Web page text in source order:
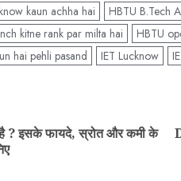
kaun achha hai HBTU B.Tech
kitne rank par milta hai
HBTU
hai pehli pasand
IET Lucknow
? इसके फायदे, स्रोत और कमी के